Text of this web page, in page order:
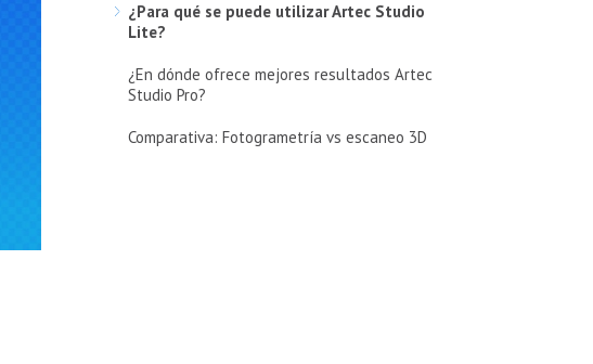
¿Para qué se puede utilizar Artec Studio
Lite?
¿En dónde ofrece mejores resultados Artec
Studio Pro?
Comparativa: Fotogrametría vs escaneo 3D